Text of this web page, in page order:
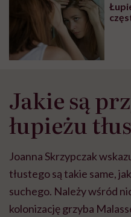
Jakie są
łupieżu
Joanna Skrzypczak
tłustego są takie same,
suchego. Należy wśród
kolonizację grzyba